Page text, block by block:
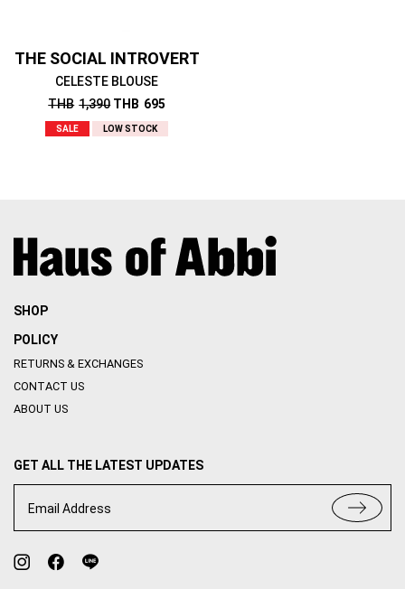
THE SOCIAL INTROVERT
CELESTE BLOUSE
THB 1,390 THB 695
SALE LOW STOCK
SHOP
POLICY
RETURNS & EXCHANGES
CONTACT US
ABOUT US
GET ALL THE LATEST UPDATES
Email Address